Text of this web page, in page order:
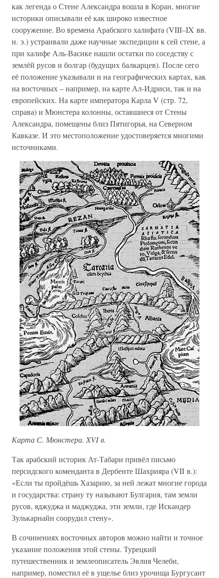
как легенда о Стене Александра вошла в Коран, многие
историки описывали её как широко известное
сооружение. Во времена Арабского халифата (VIII–IX вв.
н. э.) устраивали даже научные экспедиции к сей стене, а
при халифе Аль-Васике нашли остатки по соседству с
землёй русов и болгар (будущих балкарцев). После сего
её положение указывали и на географических картах, как
на восточных – например, на карте Ал-Идриси, так и на
европейских. На карте императора Карла V (стр. 72,
справа) и Мюнстера колонны, оставшиеся от Стены
Александра, помещены близ Пятигорья, на Северном
Кавказе. И это местоположение удостоверяется многими
источниками.
Карта С. Мюнстера. XVI в.
Так арабский историк Ат-Табари привёл письмо
персидского коменданта в Дербенте Шахрияра (VII в.):
«Если ты пройдёшь Хазарию, за ней лежат многие города
и государства: страну ту называют Булгария, там земли
русов, яджуджа и маджуджа, эти земли, где Искандер
Зулькарнайн соорудил стену».
В сочинениях восточных авторов можно найти и точное
указание положения этой стены. Турецкий
путешественник и землеописатель Эвлия Челеби,
например, поместил её в ущелье близ урочища Бургусант